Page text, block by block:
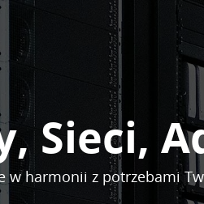
Sieci,
w harmonii z potrzebami